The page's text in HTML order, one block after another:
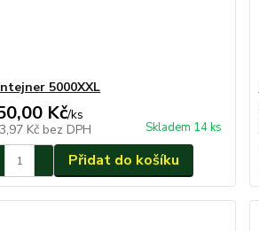
5000XXL
Kč/ks
Kč bez DPH Skladem 14 ks
Přidat do košíku